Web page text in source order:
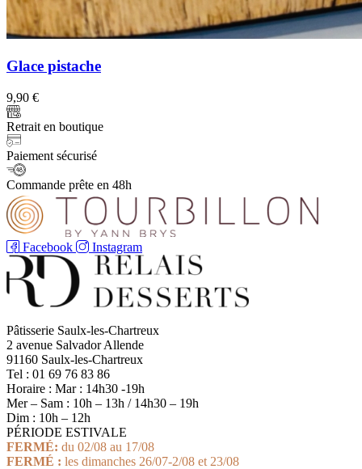
Glace pistache
9,90 €
Retrait en boutique
Paiement sécurisé
Commande prête en 48h
Facebook Instagram
Pâtisserie Saulx-les-Chartreux
2 avenue Salvador Allende
91160 Saulx-les-Chartreux
Tel : 01 69 76 83 86
Horaire : Mar : 14h30 -19h
Mer – Sam : 10h – 13h / 14h30 – 19h
Dim : 10h – 12h
PÉRIODE ESTIVALE
FERMÉ: du 02/08 au 17/08
FERMÉ : les dimanches 26/07-2/08 et 23/08